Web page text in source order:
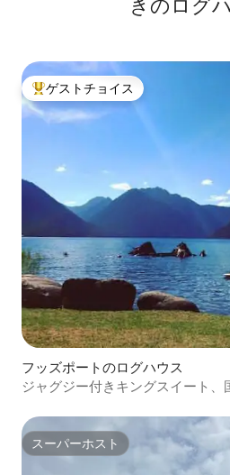
きのログ
大好評のゲストチョイスです。
ゲストチョイス
フッズポートのログハウス
ジャグジー付きキングスイート、
スーパーホスト
スーパーホスト